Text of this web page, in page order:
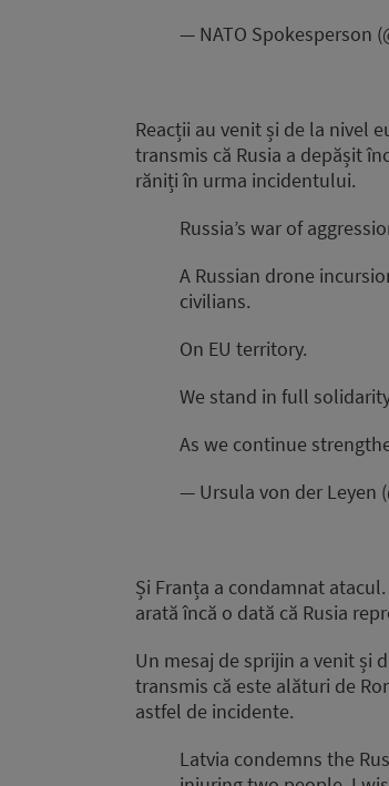
— NATO Spokesperson
Reacții au venit și de la nivel
transmis că Rusia a depășit
răniți în urma incidentului.
Russia’s war of
A Russian drone
civilians.
On EU territory.
We stand in full
As we continue
— Ursula von der Leyen
Și Franța a condamnat
arată încă o dată că Rusia
Un mesaj de sprijin a venit și
transmis că este alături de
astfel de incidente.
Latvia condemns the